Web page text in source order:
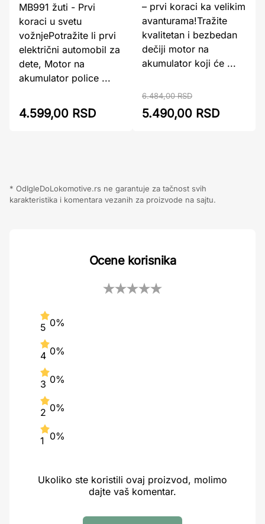
MB991 žuti - Prvi
koraci u svetu
vožnjePotražite li prvi
električni automobil za
dete, Motor na
akumulator police ...
4.599,00 RSD
– prvi koraci ka velikim
avanturama!Tražite
kvalitetan i bezbedan
dečiji motor na
akumulator koji će ...
6.484,00 RSD
5.490,00 RSD
* OdIgleDoLokomotive.rs ne garantuje za tačnost svih
karakteristika i komentara vezanih za proizvode na sajtu.
Ocene korisnika
5 0%
4 0%
3 0%
2 0%
1 0%
Ukoliko ste koristili ovaj proizvod, molimo
dajte vaš komentar.